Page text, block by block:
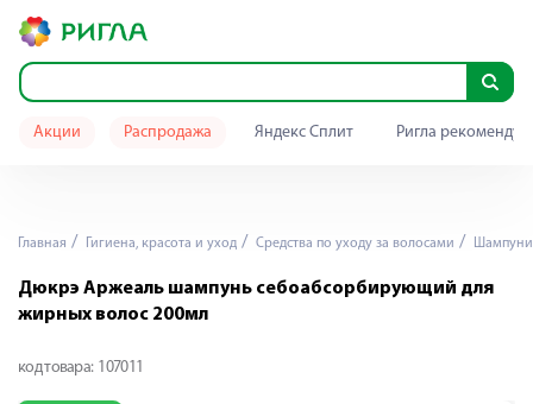
Акции Распродажа Яндекс Сплит Ригла
Главная Гигиена, красота и уход Средства по уходу за волосами Шампуни
Дюкрэ Аржеаль шампунь себоабсорбирующий для
жирных волос 200мл
код товара: 107011